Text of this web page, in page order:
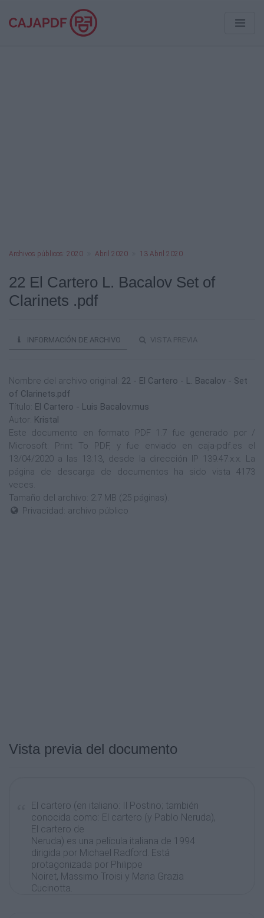
Archivos públicos: 2020 Abril 2020 13 Abril 2020
22 El Cartero L. Bacalov Set of
Clarinets .pdf
INFORMACIÓN DE ARCHIVO VISTA PREVIA
Nombre del archivo original: 22 - El Cartero - L. Bacalov - Set
of Clarinets.pdf
Título: El Cartero - Luis Bacalov.mus
Autor: Kristal
Este documento en formato PDF 1.7 fue generado por /
Microsoft: Print To PDF, y fue enviado en caja-pdf.es el
13/04/2020 a las 13:13, desde la dirección IP 139.47.x.x. La
página de descarga de documentos ha sido vista 4173
veces.
Tamaño del archivo: 2.7 MB (25 páginas).
Privacidad: archivo público
Vista previa del documento
El cartero (en italiano: Il Postino; también
conocida como: El cartero (y Pablo Neruda),
El cartero de
Neruda) es una película italiana de 1994
dirigida por Michael Radford. Está
protagonizada por Philippe
Noiret, Massimo Troisi y Maria Grazia
Cucinotta.